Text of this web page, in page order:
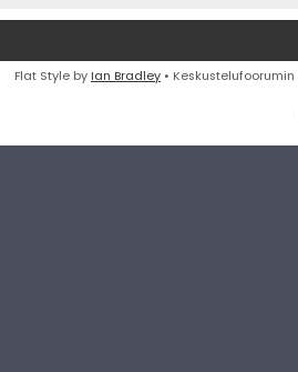
Flat Style by Ian Bradley •